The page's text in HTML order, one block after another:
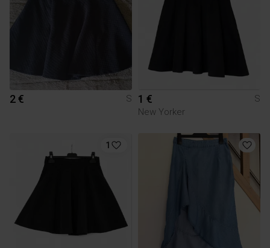
2 € S 1 €
S
New Yorker
1